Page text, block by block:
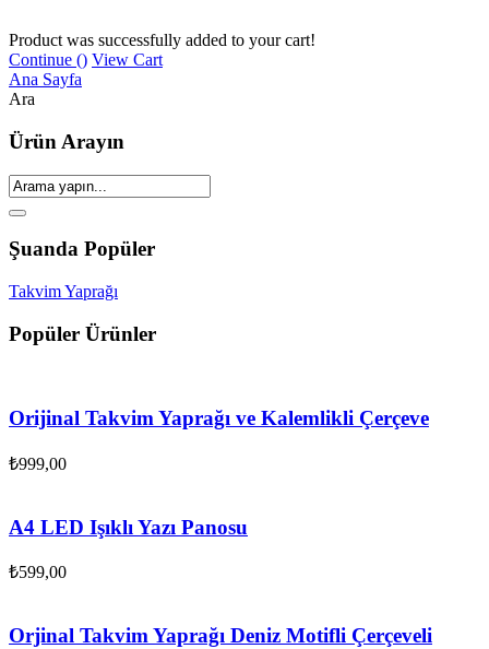
Product was successfully added to your cart!
Continue () View Cart
Ana Sayfa
Ara
Ürün Arayın
Şuanda Popüler
Takvim Yaprağı
Popüler Ürünler
Orijinal Takvim Yaprağı ve Kalemlikli Çerçeve
₺999,00
A4 LED Işıklı Yazı Panosu
₺599,00
Orjinal Takvim Yaprağı Deniz Motifli Çerçeveli